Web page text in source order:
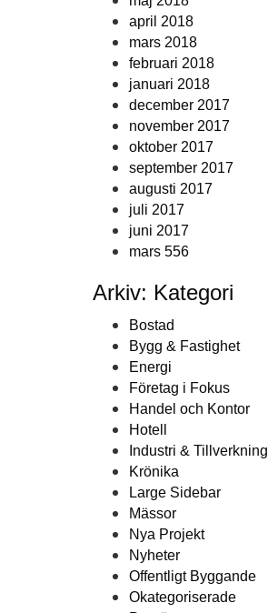
april 2018
mars 2018
februari 2018
januari 2018
december 2017
november 2017
oktober 2017
september 2017
augusti 2017
juli 2017
juni 2017
mars 556
Arkiv: Kategori
Bostad
Bygg & Fastighet
Energi
Företag i Fokus
Handel och Kontor
Hotell
Industri & Tillverkning
Krönika
Large Sidebar
Mässor
Nya Projekt
Nyheter
Offentligt Byggande
Okategoriserade